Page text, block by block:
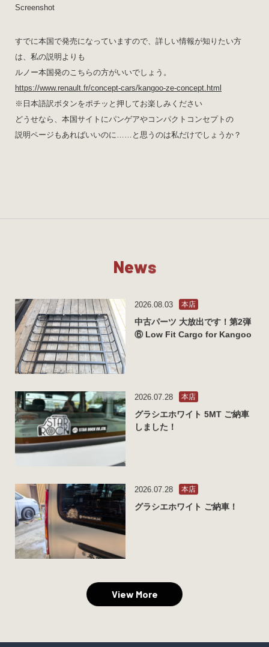
Screenshot
すでに本国で発売になっていますので、詳しい情報が知りたい方
は、私の説明よりも
ルノー本国発のこちらの方がいいでしょう。
https://www.renault.fr/concept-cars/kangoo-ze-concept.html
※日本語訳ボタンをポチッと押してお楽しみください
どうせなら、本国サイトにパンゲアやコンパクトコンセプトの
説明ページもあればいいのに……と思うのは私だけでしょうか？
News
2026.08.03 本店
中古パーツ 大放出です！第2弾
⑥ Low Fit Cargo for Kangoo
2026.07.28 本店
グラシエホワイト 5MT ご納車
しました！
2026.07.28 本店
グラシエホワイト ご納車！
View More